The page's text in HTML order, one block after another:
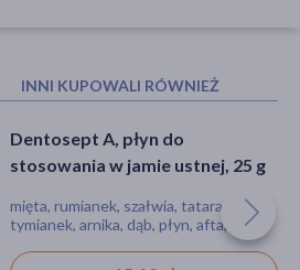
INNI KUPOWALI RÓWNIEŻ
Dentosept A, płyn do
stosowania w jamie ustnej, 25 g
mięta, rumianek, szałwia, tatarak,
tymianek, arnika, dąb, płyn, afta, stan
Dentosept A, płyn do
stosowania w jamie ustnej, 25 g
mięta, rumianek, szałwia, tatarak,
tymianek, arnika, dąb, płyn, afta, stan